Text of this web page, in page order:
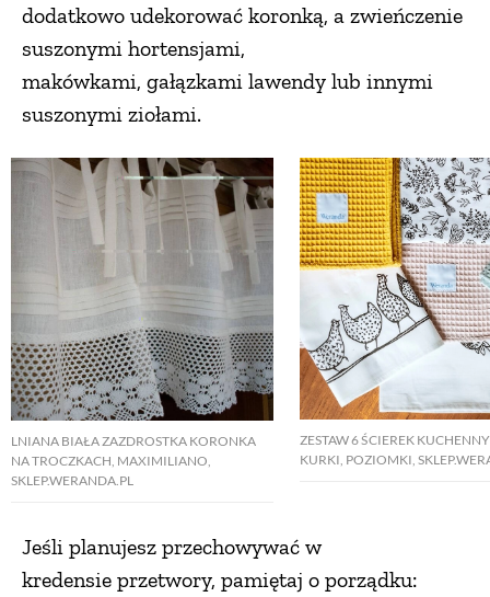
dodatkowo udekorować koronką, a zwieńczenie
suszonymi hortensjami,
makówkami, gałązkami lawendy lub innymi
suszonymi ziołami.
LNIANA BIAŁA ZAZDROSTKA KORONKA
NA TROCZKACH, MAXIMILIANO,
SKLEP.WERANDA.PL
ZESTAW 6 ŚCIEREK
KURKI, POZIOMKI,
Jeśli planujesz przechowywać w
kredensie przetwory, pamiętaj o porządku:
INNE